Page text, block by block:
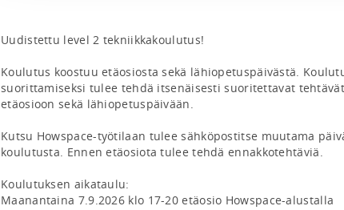
Uudistettu level 2 tekniikkakoulutus!
Koulutus koostuu etäosiosta sekä lähiopetuspäivästä.
suorittamiseksi tulee tehdä itsenäisesti suoritettavat
etäosioon sekä lähiopetuspäivään.
Kutsu Howspace-työtilaan tulee sähköpostitse muutama
koulutusta. Ennen etäosiota tulee tehdä ennakkotehtäviä.
Koulutuksen aikataulu:
Maanantaina 7.9.2026 klo 17-20 etäosio Howspace-alustalla